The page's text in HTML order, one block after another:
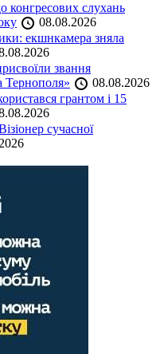
конгресових слухань
08.08.2026
екшнкамера зняла
звання
Тернополя»
08.08.2026
грантом і 15
сучасної